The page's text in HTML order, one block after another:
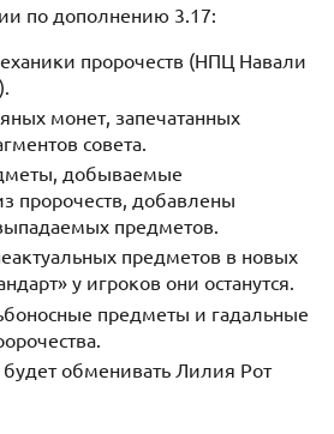
по дополнению 3.17:
пророчеств (НПЦ Навали
монет, запечатанных
совета.
добываемые
пророчеств, добавлены
предметов.
предметов в новых
у игроков они останутся.
предметы и гадальные
обменивать Лилия Рот